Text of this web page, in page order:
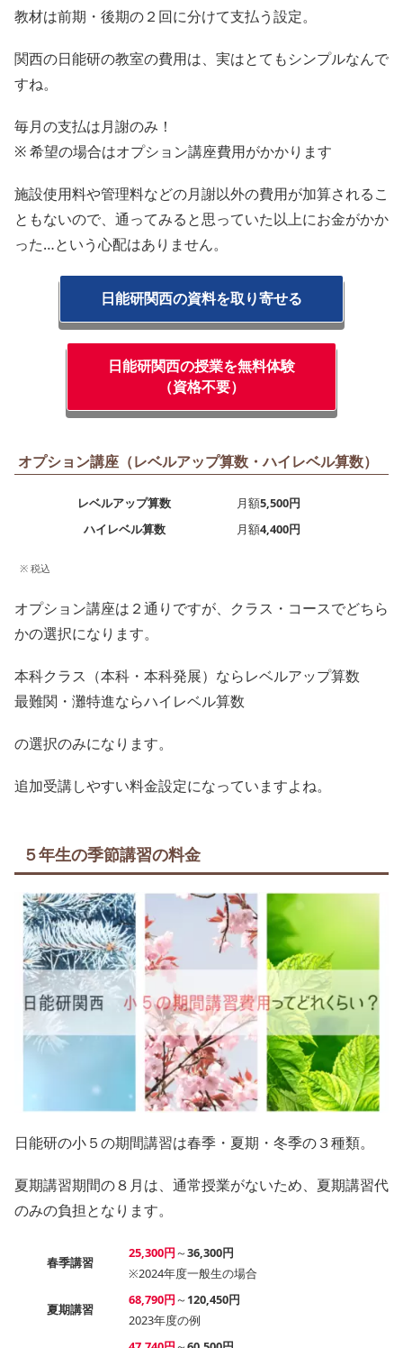
教材は前期・後期の２回に分けて支払う設定。
関西の日能研の教室の費用は、実はとてもシンプルなんで
すね。
毎月の支払は月謝のみ！
※ 希望の場合はオプション講座費用がかかります
施設使用料や管理料などの月謝以外の費用が加算されるこ
ともないので、通ってみると思っていた以上にお金がかか
った…という心配はありません。
日能研関西の資料を取り寄せる
日能研関西の授業を無料体験
（資格不要）
オプション講座（レベルアップ算数・ハイレベル算数）
レベルアップ算数 月額5,500円
ハイレベル算数
月額4,400円
※ 税込
オプション講座は２通りですが、クラス・コースでどちら
かの選択になります。
本科クラス（本科・本科発展）ならレベルアップ算数
最難関・灘特進ならハイレベル算数
の選択のみになります。
追加受講しやすい料金設定になっていますよね。
５年生の季節講習の料金
日能研の小５の期間講習は春季・夏期・冬季の３種類。
夏期講習期間の８月は、通常授業がないため、夏期講習代
のみの負担となります。
春季講習
25,300円～36,300円
※2024年度一般生の場合
夏期講習
68,790円～ 120,450円
2023年度の例